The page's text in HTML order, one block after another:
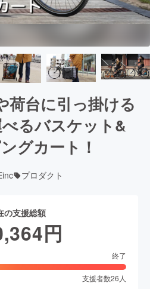
荷台に引っ掛ける
るバスケット&
グカート！
プロダクト
の支援総額
円
終了
支援者数26 人